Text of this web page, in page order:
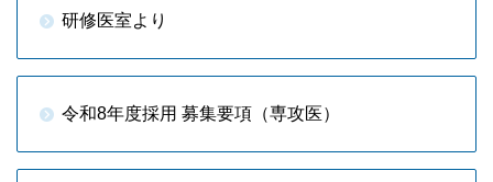
研修医室より
令和8年度採用 募集要項（専攻医）